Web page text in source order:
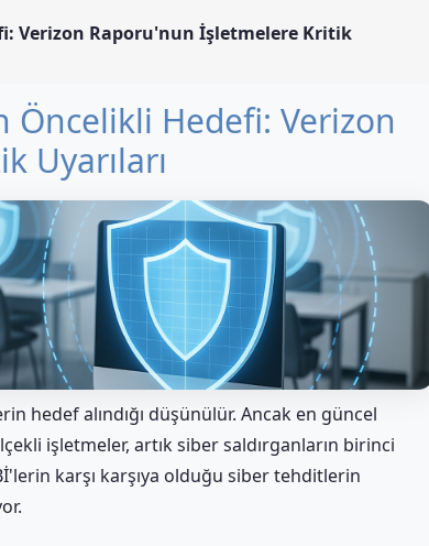
Verizon Raporu'nun İşletmelere Kritik
Öncelikli Hedefi: Verizon
Uyarıları
hedef alındığı düşünülür. Ancak en güncel
işletmeler, artık siber saldırganların birinci
karşı karşıya olduğu siber tehditlerin